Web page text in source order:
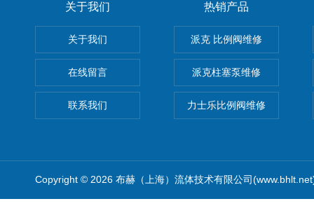
关于我们
关于我们
在线留言
联系我们
热销产品
派克 比例阀维修
派克柱塞泵维修
力士乐比例阀维修
Copyright © 2026 布赫（上海）流体技术有限公司